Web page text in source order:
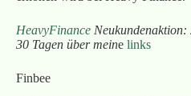
HeavyFinanceNeukundenaktion:
30 Tagen über meine links
Finbee